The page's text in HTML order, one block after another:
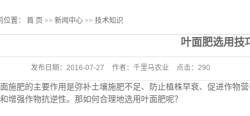
位置： 首 页 >> 新闻中心 >> 技术知识
叶面肥选用技
发布日期： 2016-07-27 作者： 千里马农业 点击： 290
肥的主要作用是弥补土壤施肥不足、防止植株早衰、促进作物营
增强作物抗逆性。那如何合理地选用叶面肥呢？